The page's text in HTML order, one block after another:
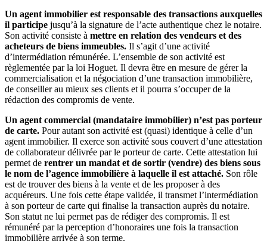
Un agent immobilier est responsable des transactions auxquelles
il participe jusqu’à la signature de l’acte authentique chez le notaire.
Son activité consiste à mettre en relation des vendeurs et des
acheteurs de biens immeubles. Il s’agit d’une activité
d’intermédiation rémunérée. L’ensemble de son activité est
règlementée par la loi Hoguet. Il devra être en mesure de gérer la
commercialisation et la négociation d’une transaction immobilière,
de conseiller au mieux ses clients et il pourra s’occuper de la
rédaction des compromis de vente.
Un agent commercial (mandataire immobilier) n’est pas porteur
de carte. Pour autant son activité est (quasi) identique à celle d’un
agent immobilier. Il exerce son activité sous couvert d’une attestation
de collaborateur délivrée par le porteur de carte. Cette attestation lui
permet de rentrer un mandat et de sortir (vendre) des biens sous
le nom de l’agence immobilière à laquelle il est attaché. Son rôle
est de trouver des biens à la vente et de les proposer à des
acquéreurs. Une fois cette étape validée, il transmet l’intermédiation
à son porteur de carte qui finalise la transaction auprès du notaire.
Son statut ne lui permet pas de rédiger des compromis. Il est
rémunéré par la perception d’honoraires une fois la transaction
immobilière arrivée à son terme.